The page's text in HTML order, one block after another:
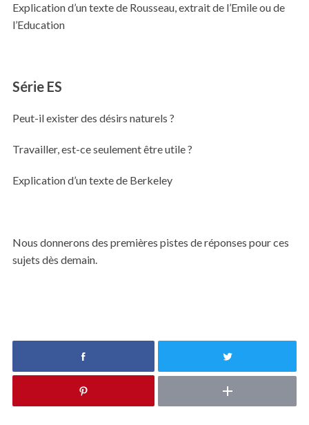
Explication d’un texte de Rousseau, extrait de l’Emile ou de
l’Education
Série ES
Peut-il exister des désirs naturels ?
Travailler, est-ce seulement être utile ?
Explication d’un texte de Berkeley
Nous donnerons des premières pistes de réponses pour ces
sujets dès demain.